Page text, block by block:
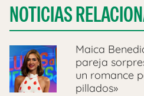
NOTICIAS
Maica
pareja
un romance
pillados»